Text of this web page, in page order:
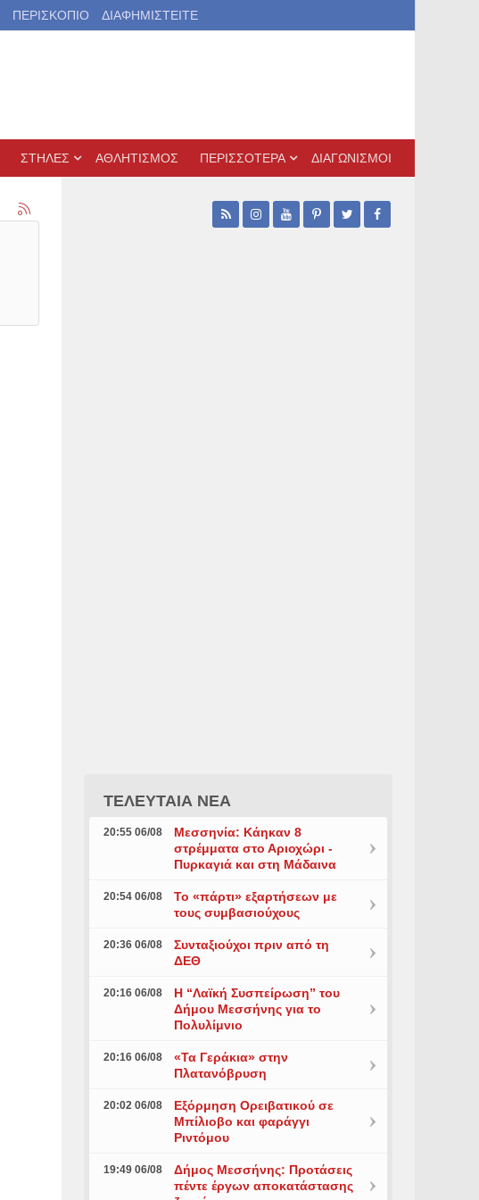
ΠΕΡΙΣΚΟΠΙΟ ΔΙΑΦΗΜΙΣΤΕΙΤΕ
ΣΤΗΛΕΣ ΑΘΛΗΤΙΣΜΟΣ ΠΕΡΙΣΣΟΤΕΡΑ ΔΙΑΓΩΝΙΣΜΟΙ
ΤΕΛΕΥΤΑΙΑ ΝΕΑ
20:55 06/08
Μεσσηνία: Κάηκαν 8
στρέμματα στο Αριοχώρι -
Πυρκαγιά και στη Μάδαινα
20:54 06/08
Το «πάρτι» εξαρτήσεων με
τους συμβασιούχους
20:36 06/08
Συνταξιούχοι πριν από τη
ΔΕΘ
20:16 06/08
Η “Λαϊκή Συσπείρωση” του
Δήμου Μεσσήνης για το
Πολυλίμνιο
20:16 06/08
«Τα Γεράκια» στην
Πλατανόβρυση
20:02 06/08
Εξόρμηση Ορειβατικού σε
Μπίλιοβο και φαράγγι
Ριντόμου
19:49 06/08
Δήμος Μεσσήνης: Προτάσεις
πέντε έργων αποκατάστασης